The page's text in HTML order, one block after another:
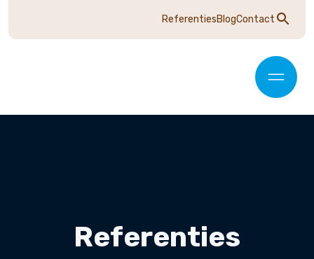
ReferentiesBlogContact
Referenties